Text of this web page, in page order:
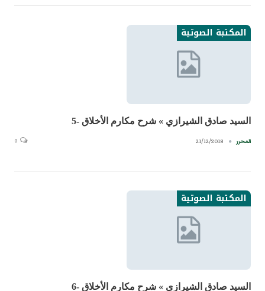
المكتبة الصوتية
السيد صادق الشيرازي » شرح مكارم الأخلاق -5
المحرر 21/12/2018
المكتبة الصوتية
السيد صادق الشيرازي » شرح مكارم الأخلاق -6